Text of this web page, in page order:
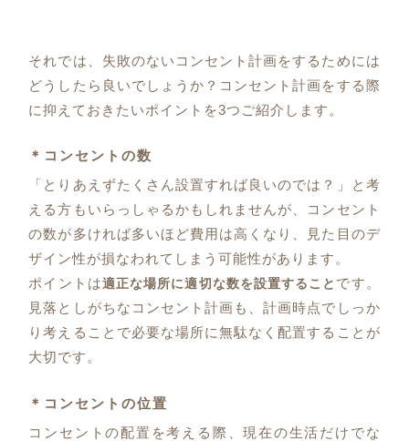
それでは、失敗のないコンセント計画をするためには
どうしたら良いでしょうか？コンセント計画をする際
に抑えておきたいポイントを3つご紹介します。
＊コンセントの数
「とりあえずたくさん設置すれば良いのでは？」と考
える方もいらっしゃるかもしれませんが、コンセント
の数が多ければ多いほど費用は高くなり、見た目のデ
ザイン性が損なわれてしまう可能性があります。
ポイントは適正な場所に適切な数を設置すること です。
見落としがちなコンセント計画も、計画時点でしっか
り考えることで必要な場所に無駄なく配置することが
大切です。
＊コンセントの位置
コンセントの配置を考える際、現在の生活だけでな